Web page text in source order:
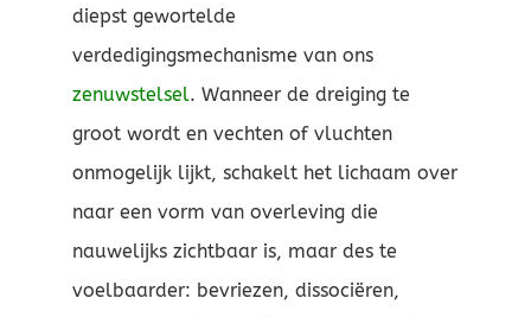
diepst gewortelde
verdedigingsmechanisme van ons
zenuwstelsel. Wanneer de dreiging te
groot wordt en vechten of vluchten
onmogelijk lijkt, schakelt het lichaam over
naar een vorm van overleving die
nauwelijks zichtbaar is, maar des te
voelbaarder: bevriezen, dissociëren,